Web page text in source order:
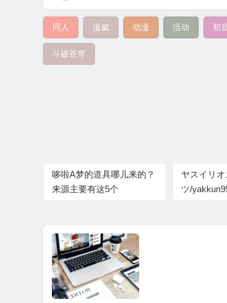
同人 漫威 动漫 活动 初
斗破苍穹
哆啦A梦的道具哪儿来的？
来源主要有这5个
ヤスイリ
ツ/